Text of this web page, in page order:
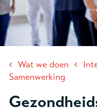
‹ Wat we doen ‹
Samenwerking